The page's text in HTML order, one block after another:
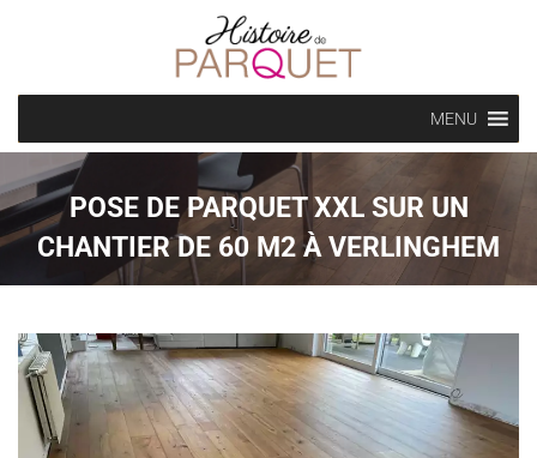
MENU
POSE DE PARQUET XXL SUR UN
CHANTIER DE 60 M2 À VERLINGHEM